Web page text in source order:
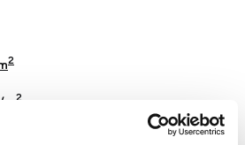
2
2